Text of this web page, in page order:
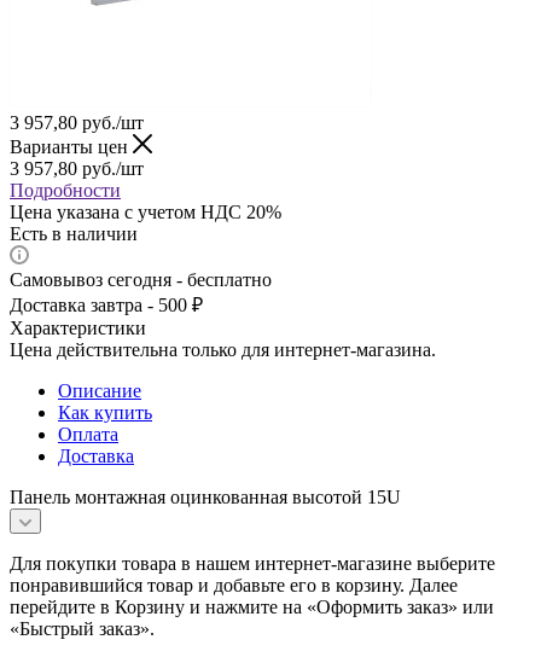
3 957,80 руб./шт
Варианты цен
3 957,80 руб./шт
Подробности
Цена указана с учетом НДС 20%
Есть в наличии
Самовывоз сегодня - бесплатно
Доставка завтра - 500 ₽
Характеристики
Цена действительна только для интернет-магазина.
Описание
Как купить
Оплата
Доставка
Панель монтажная оцинкованная высотой 15U
Для покупки товара в нашем интернет-магазине выберите
понравившийся товар и добавьте его в корзину. Далее
перейдите в Корзину и нажмите на «Оформить заказ» или
«Быстрый заказ».